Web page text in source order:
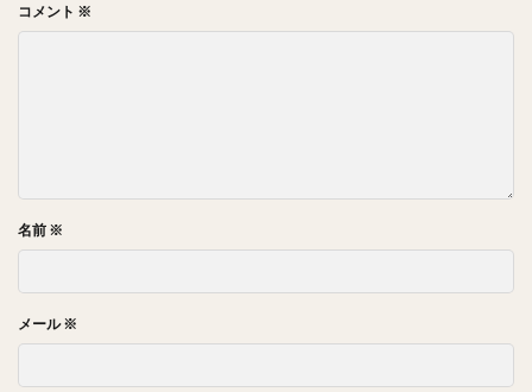
コメント ※
名前 ※
メール※